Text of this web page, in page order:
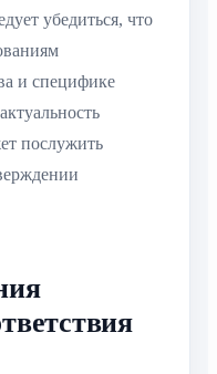
убедиться, что
и специфике
послужить